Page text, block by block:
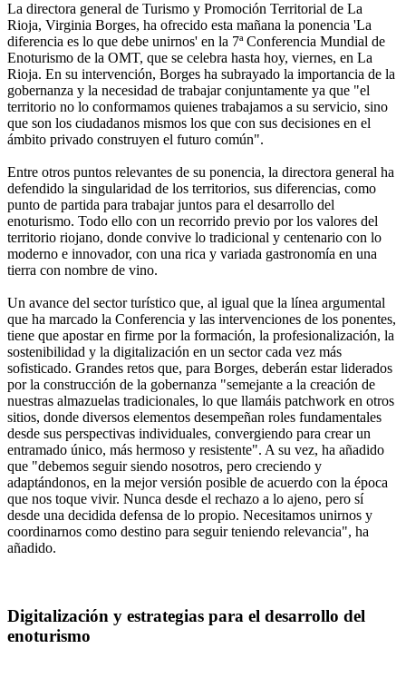
La directora general de Turismo y Promoción Territorial de La
Rioja, Virginia Borges, ha ofrecido esta mañana la ponencia 'La
diferencia es lo que debe unirnos' en la 7ª Conferencia Mundial de
Enoturismo de la OMT, que se celebra hasta hoy, viernes, en La
Rioja. En su intervención, Borges ha subrayado la importancia de la
gobernanza y la necesidad de trabajar conjuntamente ya que "el
territorio no lo conformamos quienes trabajamos a su servicio, sino
que son los ciudadanos mismos los que con sus decisiones en el
ámbito privado construyen el futuro común".
Entre otros puntos relevantes de su ponencia, la directora general ha
defendido la singularidad de los territorios, sus diferencias, como
punto de partida para trabajar juntos para el desarrollo del
enoturismo. Todo ello con un recorrido previo por los valores del
territorio riojano, donde convive lo tradicional y centenario con lo
moderno e innovador, con una rica y variada gastronomía en una
tierra con nombre de vino.
Un avance del sector turístico que, al igual que la línea argumental
que ha marcado la Conferencia y las intervenciones de los ponentes,
tiene que apostar en firme por la formación, la profesionalización, la
sostenibilidad y la digitalización en un sector cada vez más
sofisticado. Grandes retos que, para Borges, deberán estar liderados
por la construcción de la gobernanza "semejante a la creación de
nuestras almazuelas tradicionales, lo que llamáis patchwork en otros
sitios, donde diversos elementos desempeñan roles fundamentales
desde sus perspectivas individuales, convergiendo para crear un
entramado único, más hermoso y resistente". A su vez, ha añadido
que "debemos seguir siendo nosotros, pero creciendo y
adaptándonos, en la mejor versión posible de acuerdo con la época
que nos toque vivir. Nunca desde el rechazo a lo ajeno, pero sí
desde una decidida defensa de lo propio. Necesitamos unirnos y
coordinarnos como destino para seguir teniendo relevancia", ha
añadido.
Digitalización y estrategias para el desarrollo del
enoturismo